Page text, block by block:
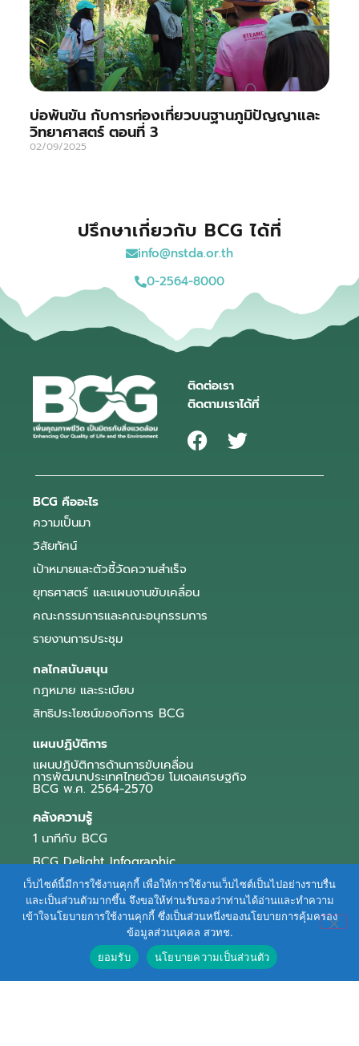
บ่อพันขัน กับการท่องเที่ยวบนฐานภูมิปัญญาและ
วิทยาศาสตร์ ตอนที่ 3
02/09/2025
ปรึกษาเกี่ยวกับ BCG ได้ที่
info@nstda.or.th
0-2564-8000
ติดต่อเรา
ติดตามเราได้ที่
BCG คืออะไร
ความเป็นมา
วิสัยทัศน์
เป้าหมายและตัวชี้วัดความสำเร็จ
ยุทธศาสตร์ และแผนงานขับเคลื่อน
คณะกรรมการและคณะอนุกรรมการ
รายงานการประชุม
กลไกสนับสนุน
กฎหมาย และระเบียบ
สิทธิประโยชน์ของกิจการ BCG
แผนปฏิบัติการ
แผนปฏิบัติการด้านการขับเคลื่อน
การพัฒนาประเทศไทยด้วย โมเดลเศรษฐกิจ
BCG พ.ศ. 2564-2570
คลังความรู้
1 นาทีกับ BCG
BCG Delight Infographic
สื่อประชาสัมพันธ์
e-Book Series
ตัวอย่างธุรกิจ BCG
ข่าวและบทความ
เว็บไซต์นี้มีการใช้งานคุกกี้ เพื่อให้การใช้งานเว็บไซต์เป็นไปอย่างราบรื่น
และเป็นส่วนตัวมากขึ้น จึงขอให้ท่านรับรองว่าท่านได้อ่านและทำความ
เข้าใจนโยบายการใช้งานคุกกี้ ซึ่งเป็นส่วนหนึ่งของนโยบายการคุ้มครอง
ข้อมูลส่วนบุคคล สวทช.
ยอมรับ
นโยบายความเป็นส่วนตัว